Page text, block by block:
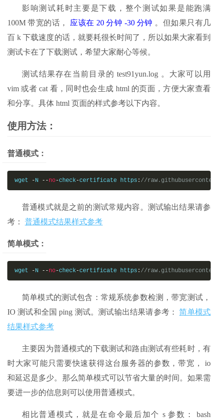
影响测试耗时主要是下载，整个测试如果是能跑满
100M 带宽的话， 应该在 20 分钟 -30 分钟 。但如果只有几
百 k 下载速度的话，就要耗很长时间了，所以如果大家看到
测试卡在了下载测试，希望大家耐心等候。
测试结果存在当前目录的 test91yun.log 。大家可以用
vim 或者 cat 看，同时也会生成 html 的页面，方便大家查看
和分享。具体 html 页面的样式参考以下内容。
使用方法：
普通模式：
wget -N --no-check-certificate https : //
普通模式就是之前的测试常规内容。测试输出结果请参
考： 普通模式结果样式参考
简单模式：
wget -N --no-check-certificate https : //
简单模式的测试包含：常规系统参数检测，带宽测试，
IO 测试和全国 ping 测试。测试输出结果请参考：简单模式
结果样式参考
主要因为普通模式的下载测试和路由测试有些耗时，有
时大家可能只需要快速获得这台服务器的参数，带宽， io
和延迟是多少。那么简单模式可以节省大量的时间。如果需
要进一步的信息则可以使用普通模式。
相比普通模式，就是在命令最后加个 s 参数： bash